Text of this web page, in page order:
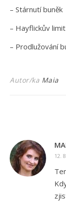
– Stárnutí buněk
– Hayflickův limit
– Prodlužování
Autor/ka Maia
12.